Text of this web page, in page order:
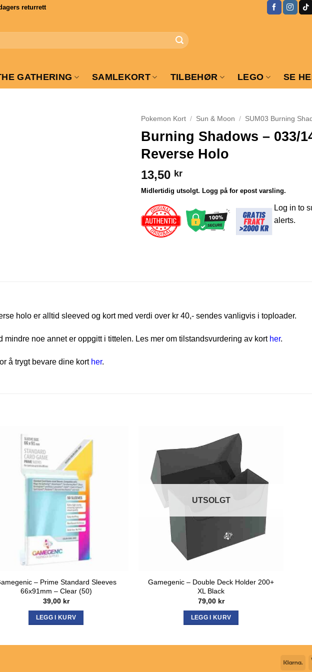
returrett
GATHERING SAMLEKORT TILBEHØR LEGO SE
Pokemon Kort / Sun & Moon / SUM03 Burning
Burning Shadows – 033/
Reverse Holo
13,50 kr
Midlertidig utsolgt. Logg på for epost varsling.
Log in to
alerts.
holo er alltid sleeved og kort med verdi over kr 40,- sendes vanligvis i toploader.
noe annet er oppgitt i tittelen. Les mer om tilstandsvurdering av kort her.
å trygt bevare dine kort her.
– Prime Standard Sleeves
66x91mm – Clear (50)
39,00 kr
LEGG I KURV
UTSOLGT
Gamegenic – Double Deck Holder 200+
XL Black
79,00 kr
LEGG I KURV